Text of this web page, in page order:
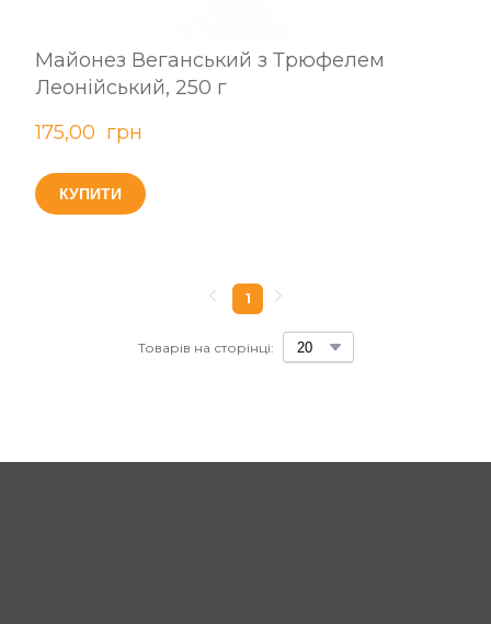
Майонез Веганський з Трюфелем
Леонійський, 250 г
175,00  грн
КУПИТИ
Товарів на сторінці:
1